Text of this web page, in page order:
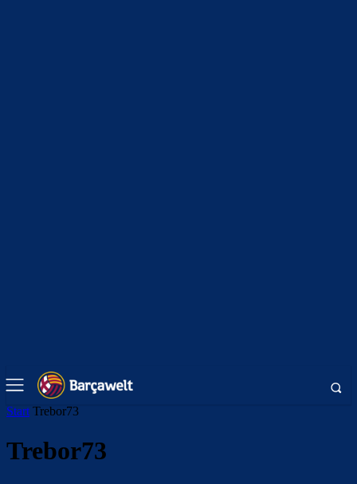
Start Trebor73
Trebor73